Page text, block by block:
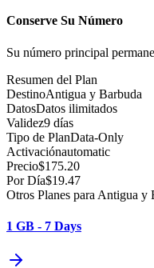
Conserve Su Número
Su número principal
Resumen del Plan
DestinoAntigua y Barbuda
DatosDatos ilimitados
Validez9 días
Tipo de PlanData-Only
Activaciónautomatic
Precio$175.20
Por Día$19.47
Otros Planes para Antigua y
1 GB - 7 Days